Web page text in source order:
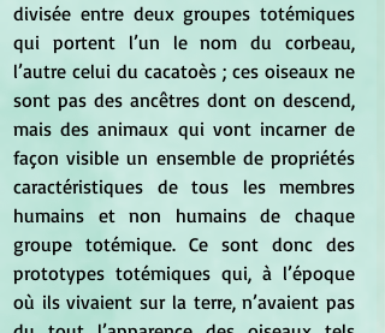
divisée entre deux groupes totémiques
qui portent l’un le nom du corbeau,
l’autre celui du cacatoès ; ces oiseaux ne
sont pas des ancêtres dont on descend,
mais des animaux qui vont incarner de
façon visible un ensemble de propriétés
caractéristiques de tous les membres
humains et non humains de chaque
groupe totémique. Ce sont donc des
prototypes totémiques qui, à l’époque
où ils vivaient sur la terre, n’avaient pas